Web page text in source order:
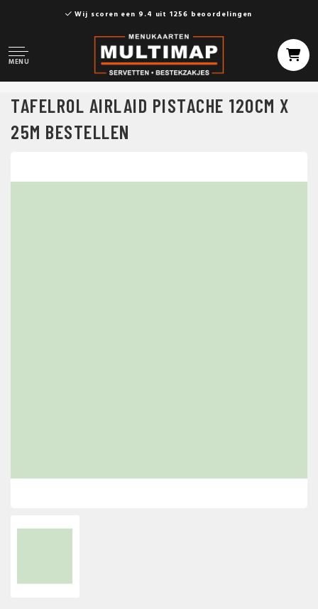
Wij scoren een 9.4 uit 1256 beoordelingen
MENU
TAFELROL AIRLAID PISTACHE 120CM X
25M BESTELLEN